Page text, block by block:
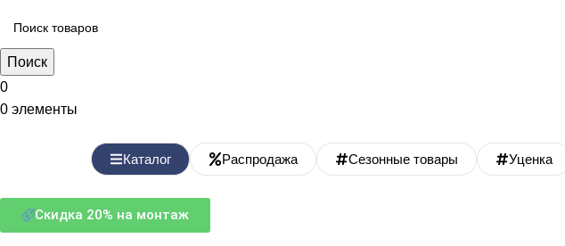
Поиск
0
0 элементы
Каталог Распродажа Сезонные товары Уценка
Скидка 20% на монтаж